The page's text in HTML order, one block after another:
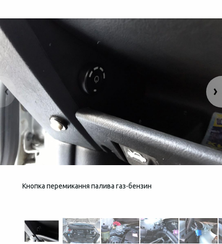
Кнопка перемикання палива газ-бензин